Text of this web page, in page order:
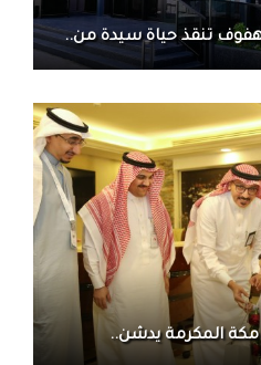
تنقذ حياة سيدة من..
مكة المكرمة يدشن..